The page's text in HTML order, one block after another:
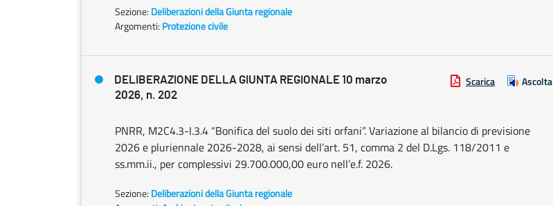
Sezione: Deliberazioni della Giunta regionale
Argomenti: Protezione civile
DELIBERAZIONE DELLA GIUNTA REGIONALE 10 marzo
2026, n. 202
Scarica Ascolta
PNRR, M2C4.3-I.3.4 “Bonifica del suolo dei siti orfani”. Variazione al bilancio di previsione
2026 e pluriennale 2026-2028, ai sensi dell’art. 51, comma 2 del D.Lgs. 118/2011 e
ss.mm.ii., per complessivi 29.700.000,00 euro nell’e.f. 2026.
Sezione: Deliberazioni della Giunta regionale